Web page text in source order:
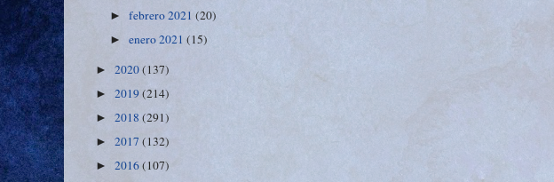
►febrero 2021(20)
►enero 2021(15)
► 2020(137)
► 2019(214)
► 2018 (291)
► 2017 (132)
► 2016(107)